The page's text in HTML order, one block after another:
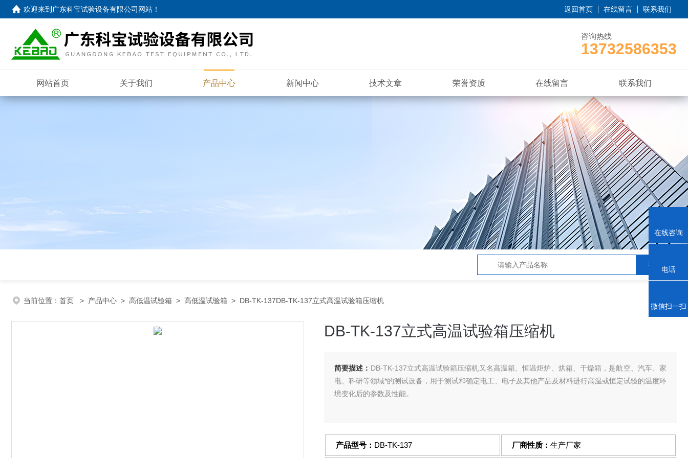
欢迎来到 广东科宝试验设备有限公司网站 ！ 返回首页 在线留言 联系我们
咨询热线
13732586353
网站首页 关于我们 产品中心 新闻中心 技术文章 荣誉资质 在线留言 联系我们
当前位置： 首页 > 产品中心 > 高低温试验箱 > 高低温试验箱 > DB-TK-137DB-TK-137立式高温试验箱压缩机
DB-TK-137立式高温试验箱压缩机
简要描述： DB-TK-137立式高温试验箱压缩机又名高温箱、恒温炬炉、烘箱、干燥箱，是航空、汽车、家
电、科研等领域*的测试设备，用于测试和确定电工、电子及其他产品及材料进行高温或恒定试验的温度环
境变化后的参数及性能。
产品型号： DB-TK-137 厂商性质： 生产厂家
在线咨询
电话
微信扫一扫